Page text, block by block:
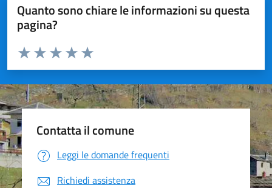
Quanto sono chiare le informazioni su questa
pagina?
Valuta da 1 a 5 stelle la pagina
Valuta 5 stelle su 5
Valuta 4 stelle su 5
Valuta 3 stelle su 5
Valuta 2 stelle su 5
Valuta 1 stelle su 5
Contatta il comune
Leggi le domande frequenti
Richiedi assistenza